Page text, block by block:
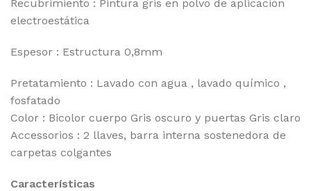
Recubrimiento : Pintura gris en polvo de aplicación
electroestática
Espesor : Estructura 0,8mm
Pretatamiento : Lavado con agua , lavado químico ,
fosfatado
Color : Bicolor cuerpo Gris oscuro y puertas Gris claro
Accessorios : 2 llaves, barra interna sostenedora de
carpetas colgantes
Características